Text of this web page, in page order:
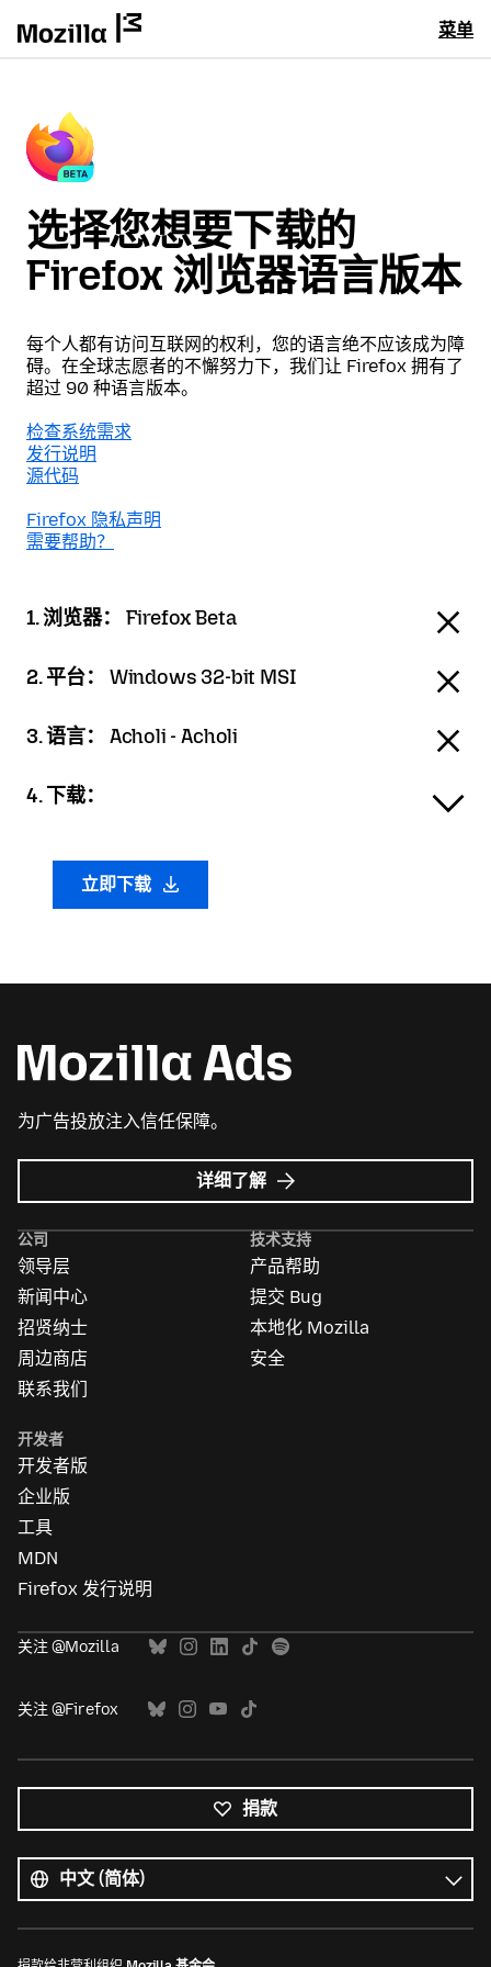
菜单
选择您想要下载的
Firefox 浏览器语言版本
每个人都有访问互联网的权利，您的语言绝不应该成为障
碍。在全球志愿者的不懈努力下，我们让 Firefox 拥有了
超过 90 种语言版本。
检查系统需求
发行说明
源代码
Firefox 隐私声明
需要帮助？
1. 浏览器： Firefox Beta
2. 平台： Windows 32-bit MSI
3. 语言： Acholi - Acholi
4. 下载：
立即下载
为广告投放注入信任保障。
详细了解 Mozilla
广
公司
领导层
新闻中心
招贤纳士
周边商店
联系我们
技术支持
产品帮助
提交 Bug
本地化 Mozilla
安全
开发者
开发者版
企业版
工具
MDN
Firefox 发行说明
关注 @Mozilla
关注 @Firefox
捐款
有
语
言
语
言